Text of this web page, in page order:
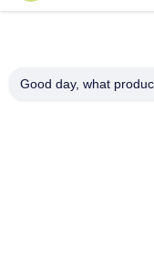
Bölge A, 9. kat,
Bölgesi,
Good day, what